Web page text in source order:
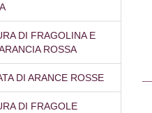
DI FRAGOLINA E
ROSSA
DI ARANCE ROSSE
DI FRAGOLE